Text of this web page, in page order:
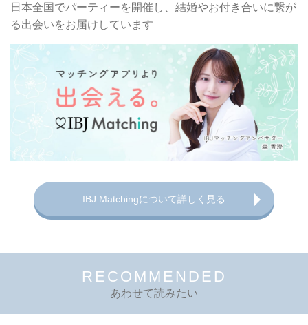
日本全国でパーティーを開催し、 結婚やお付き合いに繋が
る出会いをお届けしています
IBJ Matchingについて詳しく見る
RECOMMENDED
あわせて読みたい